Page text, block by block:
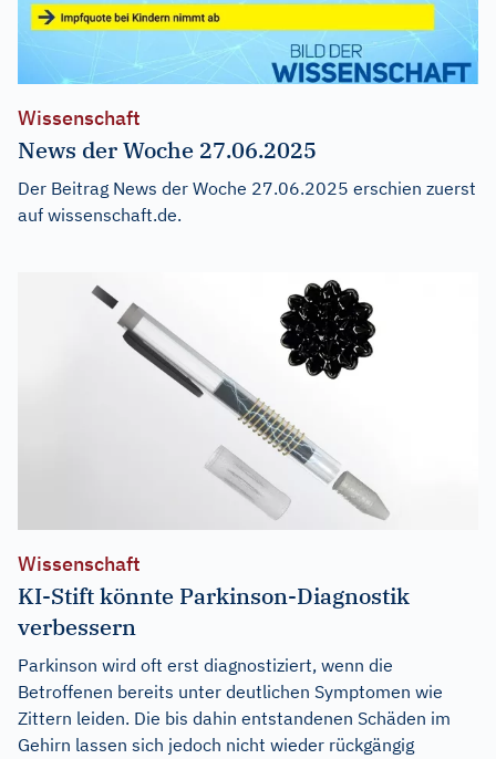
Wissenschaft
News der Woche 27.06.2025
Der Beitrag News der Woche 27.06.2025 erschien zuerst
auf wissenschaft.de.
Wissenschaft
KI-Stift könnte Parkinson-Diagnostik
verbessern
Parkinson wird oft erst diagnostiziert, wenn die
Betroffenen bereits unter deutlichen Symptomen wie
Zittern leiden. Die bis dahin entstandenen Schäden im
Gehirn lassen sich jedoch nicht wieder rückgängig